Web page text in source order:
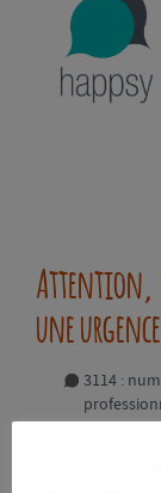
Attention,
une
3114 :